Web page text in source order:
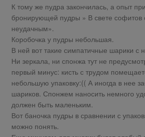
К тому же пудра закончилась, а опыт
бронирующей пудры » В свете софитов
неудачным».
Коробочка у пудры небольшая.
В ней вот такие симпатичные шарики с
Ни зеркала, ни спонжа тут не
первый минус: кисть с трудом
небольшую упаковку:(( А иногда в нее
шариков. Спонжем наносить немного
должен быть маленьким.
Вот баночка пудры в сравнении с
можно понять.